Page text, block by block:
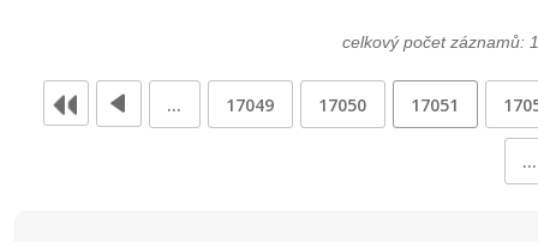
celkový počet záznamů:
… 17049 17050 17051
…